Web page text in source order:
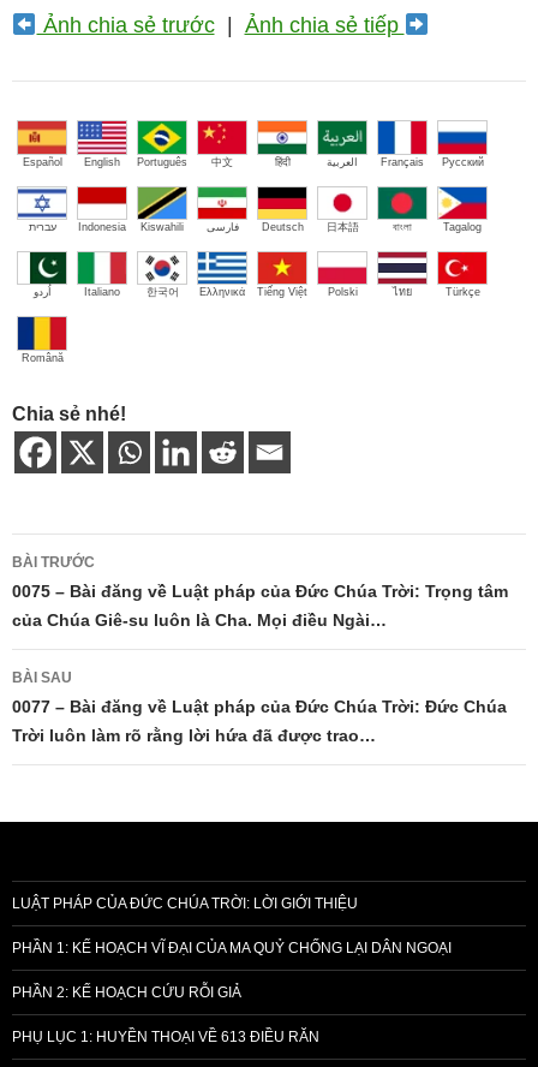
Ảnh chia sẻ trước| Ảnh chia sẻ tiếp
Español English Português 中文 हिंदी العربية Français Русский
עברית Indonesia Kiswahili فارسی Deutsch 日本語 বাংলা Tagalog
اُردو Italiano 한국어 Ελληνικά Tiếng Việt Polski ไทย Türkçe
Română
Chia sẻ nhé!
Điều
hướng
bài
viết
BÀI TRƯỚC
0075 – Bài đăng về Luật pháp của Đức Chúa Trời: Trọng tâm
của Chúa Giê-su luôn là Cha. Mọi điều Ngài…
BÀI SAU
0077 – Bài đăng về Luật pháp của Đức Chúa Trời: Đức Chúa
Trời luôn làm rõ rằng lời hứa đã được trao…
LUẬT PHÁP CỦA ĐỨC CHÚA TRỜI: LỜI GIỚI THIỆU
PHẦN 1: KẾ HOẠCH VĨ ĐẠI CỦA MA QUỶ CHỐNG LẠI DÂN NGOẠI
PHẦN 2: KẾ HOẠCH CỨU RỖI GIẢ
PHỤ LỤC 1: HUYỀN THOẠI VỀ 613 ĐIỀU RĂN